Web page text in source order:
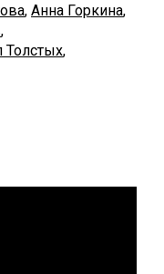
, Анна Горкина,
,
Толстых,